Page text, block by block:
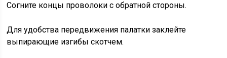
Согните концы проволоки с обратной стороны.
Для удобства передвижения палатки заклейте
выпирающие изгибы скотчем.